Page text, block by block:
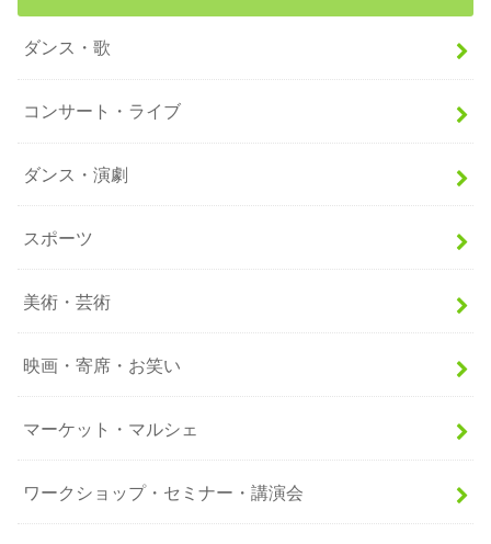
ダンス・歌
コンサート・ライブ
ダンス・演劇
スポーツ
美術・芸術
映画・寄席・お笑い
マーケット・マルシェ
ワークショップ・セミナー・講演会